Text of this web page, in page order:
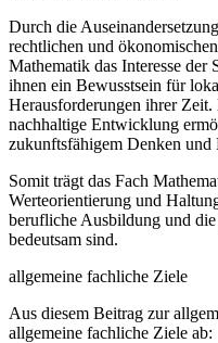
Durch die
rechtlichen und
Mathematik das Interesse
ihnen ein Bewusstsein für
Herausforderungen ihrer Zeit.
nachhaltige Entwicklung
zukunftsfähigem Denken und
Somit trägt das Fach
Werteorientierung und
berufliche Ausbildung und
bedeutsam sind.
allgemeine fachliche Ziele
Aus diesem Beitrag zur
allgemeine fachliche Ziele ab: